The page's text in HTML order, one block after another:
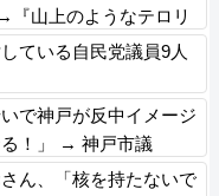
『山上のようなテロリ
上君が犯人だとまだ思
ヤ顔ポスト
ている自民党議員9人
で神戸が反中イメージ
！」 → 神戸市議
ｗｗｗｗｗｗ
ん、「核を持たないで